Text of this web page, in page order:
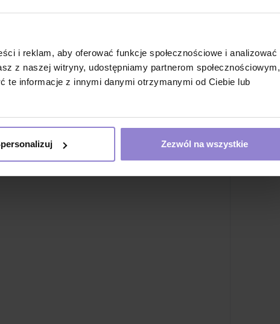
i reklam, aby oferować funkcje społecznościowe i analizować
z naszej witryny, udostępniamy partnerom społecznościowym,
te informacje z innymi danymi otrzymanymi od Ciebie lub
Zezwól na wszystkie